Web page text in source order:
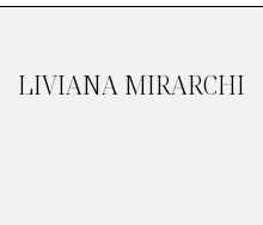
LIVIANA MIRARCHI